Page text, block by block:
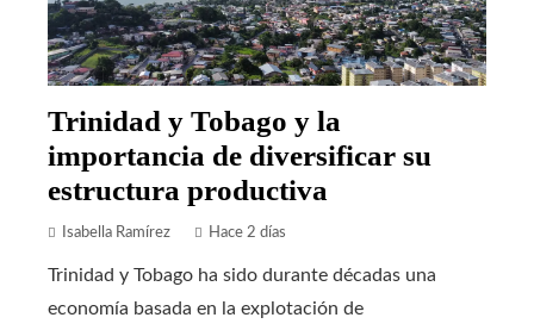
Trinidad y Tobago y la
importancia de diversificar su
estructura productiva
Isabella Ramírez Hace 2 días
Trinidad y Tobago ha sido durante décadas una
economía basada en la explotación de